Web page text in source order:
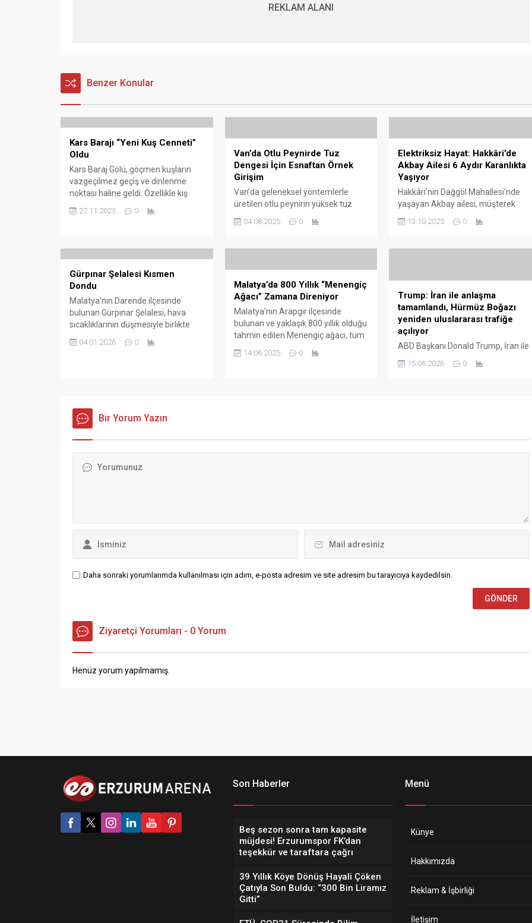
REKLAM ALANI
Benzer Konular
Kars Barajı “Yeni Kuş Cenneti”
Oldu
Kars Baraj Gölü, göçmen kuşların
vazgeçilmez geçiş ve dinlenme
noktası haline geldi. Özellikle kış
kuş türüne ev sahipliği yapan baraj,
yaşanan kuraklık nedeniyle su
seviyesini kaybetmişti. Yaban...
27.11.2025 0
Van’da Otlu Peynirde Tuz
Dengesi İçin Esnaftan Örnek
Girişim
Van’da geleneksel yöntemlerle
üretilen otlu peynirin yüksek tuz
şikayetler üzerine, Peynirciler
bir çalışma başlatıldı. Üreticilere
hem de raf ömrünü koruyacak
şekilde dengelenmesi hedefleniyor.
Yöre halkının vazgeçilmez
lezzetlerinden olan otlu peynir,
özellikle aşırı tuzlu olması...
04.08.2025 0
Elektriksiz Hayat: Hakkâri’de
Akbay Ailesi 6 Aydır Karanlıkta
Yaşıyor
Hakkâri’nin Dağgöl Mahallesi’nde
yaşayan Akbay ailesi, müşterek
evlerine ruhsat verilmediği için 6
çocuğu telefon ışığında ders
Yüksek kiralardan kaçarak kendi
evlerini yapma hayaliyle yola çıkan
Akbay...
13.10.2025 0
Gürpınar Şelalesi Kısmen
Dondu
Malatya’nın Darende ilçesinde
bulunan Gürpınar Şelalesi, hava
sıcaklıklarının düşmesiyle birlikte
hava etkisini sürdürürken, şelalede
Gürpınar Şelalesi, kaynağından üç
kademe halinde yaklaşık 40 metre
yükseklikten dökülüyor. Hava
sıcaklığının eksi...
04.01.2026 0
Malatya’da 800 Yıllık “Menengiç
Ağacı” Zamana Direniyor
Malatya’nın Arapgir ilçesinde
bulunan ve yaklaşık 800 yıllık olduğu
tahmin edilen Menengiç ağacı, tüm
meydan okuyarak ayakta kalmayı
bilinirken,...
14.06.2025 0
Trump: İran ile anlaşma
tamamlandı, Hürmüz Boğazı
yeniden uluslararası trafiğe
açılıyor
ABD Başkanı Donald Trump, İran ile
sonuçlandığını ve taraflar arasında
Trump’ın açıklamasına göre
15.06.2026 0
Bir Yorum Yazın
Daha sonraki yorumlarımda kullanılması için adım, e-posta adresim ve site adresim bu tarayıcıya kaydedilsin.
Ziyaretçi Yorumları - 0 Yorum
Henüz yorum yapılmamış.
Son Haberler
Beş sezon sonra tam kapasite
müjdesi! Erzurumspor FK’dan
teşekkür ve taraftara çağrı
39 Yıllık Köye Dönüş Hayali Çöken
Çatıyla Son Buldu: “300 Bin Liramız
Gitti”
Menü
Künye
Hakkımızda
Reklam & İşbirliği
İletişim